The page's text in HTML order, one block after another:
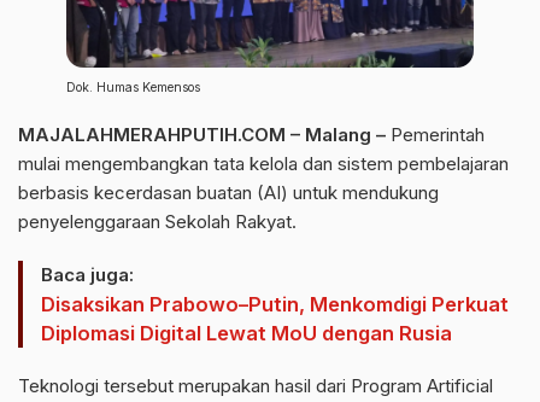
Dok. Humas Kemensos
MAJALAHMERAHPUTIH.COM – Malang – Pemerintah
mulai mengembangkan tata kelola dan sistem pembelajaran
berbasis kecerdasan buatan (AI) untuk mendukung
penyelenggaraan Sekolah Rakyat.
Baca juga:
Disaksikan Prabowo–Putin, Menkomdigi Perkuat
Diplomasi Digital Lewat MoU dengan Rusia
Teknologi tersebut merupakan hasil dari Program Artificial